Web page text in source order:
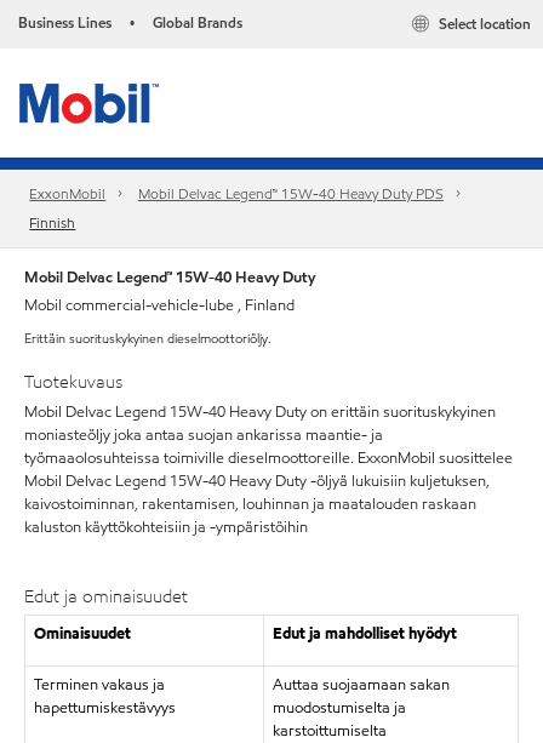
Business Lines • Global Brands Select location
ExxonMobil
Mobil Delvac Legend™ 15W-40 Heavy Duty PDS
Finnish
Mobil Delvac Legend™ 15W-40 Heavy Duty
Mobil commercial-vehicle-lube , Finland
Erittäin suorituskykyinen dieselmoottoriöljy.
Tuotekuvaus
Mobil Delvac Legend 15W-40 Heavy Duty on erittäin suorituskykyinen
moniasteöljy joka antaa suojan ankarissa maantie- ja
työmaaolosuhteissa toimiville dieselmoottoreille. ExxonMobil suosittelee
Mobil Delvac Legend 15W-40 Heavy Duty -öljyä lukuisiin kuljetuksen,
kaivostoiminnan, rakentamisen, louhinnan ja maatalouden raskaan
kaluston käyttökohteisiin ja -ympäristöihin
Edut ja ominaisuudet
Ominaisuudet Edut ja mahdolliset hyödyt
Terminen vakaus ja
hapettumiskestävyys
Auttaa suojaamaan sakan
muodostumiselta ja
karstoittumiselta